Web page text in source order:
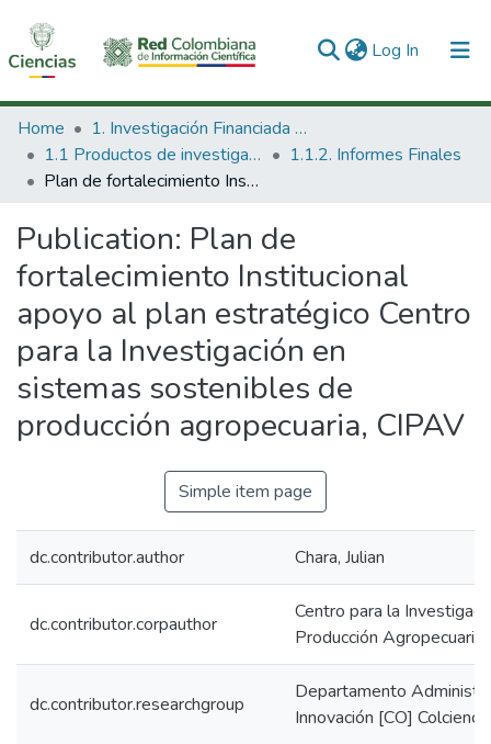
Log In (current)
Communities & Collections
All of DSpace
Home
1. Investigación Financiada con Recursos Públicos
1.1 Productos de investigación
1.1.2. Informes Finales
Plan de fortalecimiento Institucional apoyo al plan estratégico Centro para la Investigación en sistemas sostenibles de producción agropecuaria, CIPAV
Publication: Plan de
fortalecimiento Institucional
apoyo al plan estratégico Centro
para la Investigación en
sistemas sostenibles de
producción agropecuaria, CIPAV
Simple item page
dc.contributor.author Chara, Julian
dc.contributor.corpauthor
Centro para la
Producción Agropecuaria
dc.contributor.researchgroup
Departamento
Innovación [CO]